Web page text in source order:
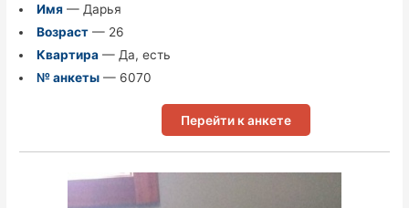
Имя— Дарья
Возраст— 26
Квартира— Да, есть
№ анкеты— 6070
Перейти к анкете